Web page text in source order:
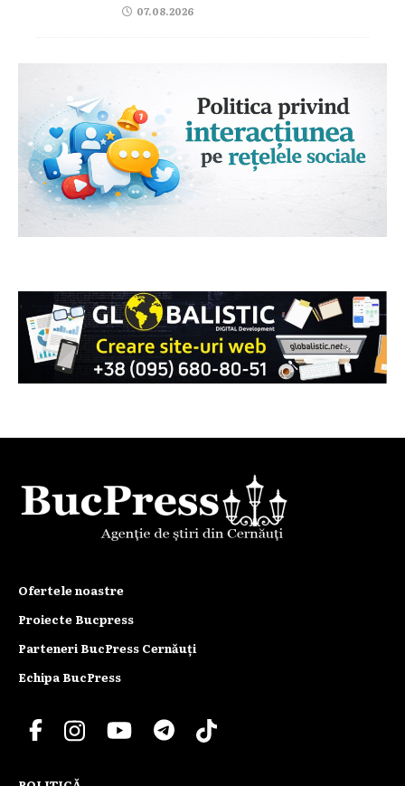
07.08.2026
Ofertele noastre
Proiecte Bucpress
Parteneri BucPress Cernăuți
Echipa BucPress